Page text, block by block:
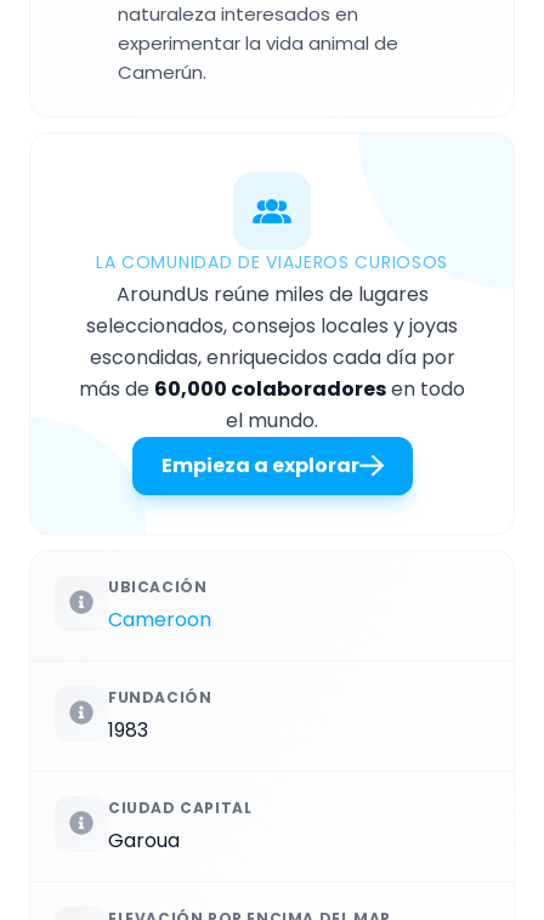
naturaleza interesados en
experimentar la vida animal de
Camerún.
LA COMUNIDAD DE VIAJEROS CURIOSOS
AroundUs reúne miles de lugares
seleccionados, consejos locales y joyas
escondidas, enriquecidos cada día por
más de 60,000 colaboradoresen todo
el mundo.
Empieza a explorar
UBICACIÓN
Cameroon
FUNDACIÓN
1983
CIUDAD CAPITAL
Garoua